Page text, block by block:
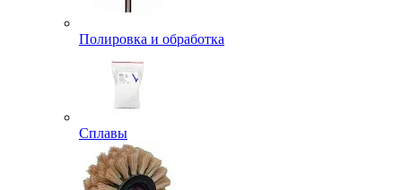
Полировка и обработка
Сплавы